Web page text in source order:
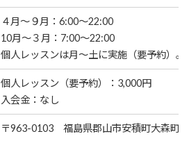
４月〜９月：6:00〜22:00
10月〜３月：7:00〜22:00
個人レッスンは月～土に実施（要予約）。
個人レッスン（要予約）：3,000円
入会金：なし
〒963-0103 福島県郡山市安積町大森町